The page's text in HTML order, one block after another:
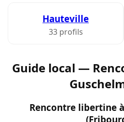
Hauteville
33 profils
Guide local —
Rencontre libertine